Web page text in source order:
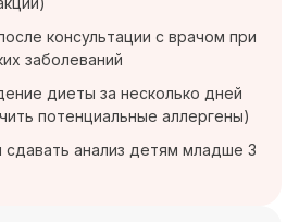
консультации с врачом при
заболеваний
диеты за несколько дней
потенциальные аллергены)
анализ детям младше 3